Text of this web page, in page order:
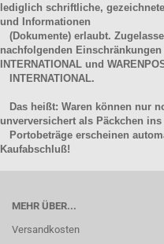
lediglich schriftliche,
und Informationen
(Dokumente) erlaubt.
nachfolgenden
INTERNATIONAL und
INTERNATIONAL.
Das heißt: Waren können nur
unverversichert als Päckchen
Portobeträge erscheinen
Kaufabschluß!
MEHR ÜBER...
Versandkosten